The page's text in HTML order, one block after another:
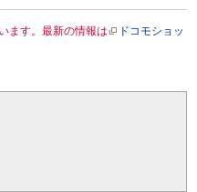
ます。最新の情報は
ドコモショッ